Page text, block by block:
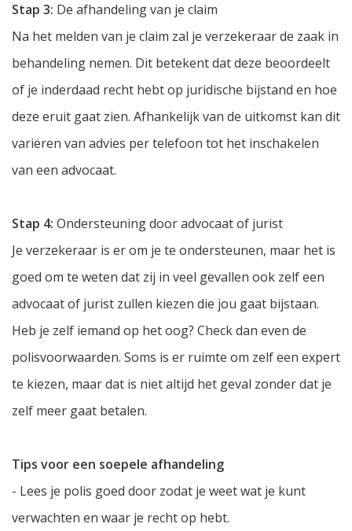
Stap 3: De afhandeling van je claim
Na het melden van je claim zal je verzekeraar de zaak in
behandeling nemen. Dit betekent dat deze beoordeelt
of je inderdaad recht hebt op juridische bijstand en hoe
deze eruit gaat zien. Afhankelijk van de uitkomst kan dit
variëren van advies per telefoon tot het inschakelen
van een advocaat.
Stap 4: Ondersteuning door advocaat of jurist
Je verzekeraar is er om je te ondersteunen, maar het is
goed om te weten dat zij in veel gevallen ook zelf een
advocaat of jurist zullen kiezen die jou gaat bijstaan.
Heb je zelf iemand op het oog? Check dan even de
polisvoorwaarden. Soms is er ruimte om zelf een expert
te kiezen, maar dat is niet altijd het geval zonder dat je
zelf meer gaat betalen.
Tips voor een soepele afhandeling
- Lees je polis goed door zodat je weet wat je kunt
verwachten en waar je recht op hebt.